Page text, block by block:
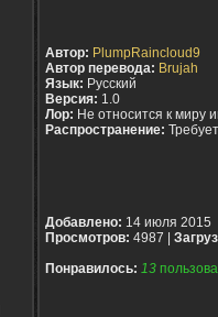
Автор: PlumpRaincloud9
Автор перевода: Brujah
Язык: Русский
Версия: 1.0
Лор: Не относится к миру
Распространение:
Добавлено: 14 июля 2015
Просмотров: 4987 |
Понравилось: 13